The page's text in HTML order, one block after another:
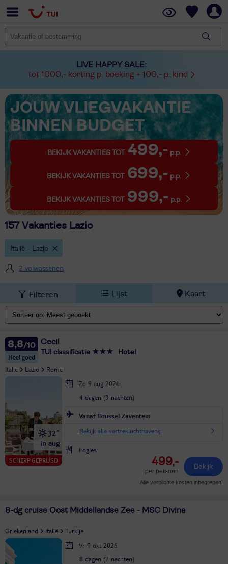
LIVE HAPPY SALE:
tot 1000,- korting p. boeking + 100,- p. kind
JOUW VLIEGVAKANTIE
BINNEN BUDGET
BEKIJK VAKANTIES TOT 499,- p.p.
BEKIJK VAKANTIES TOT 699,- p.p.
BEKIJK VAKANTIES TOT 999,- p.p.
157 Vakanties Lazio
Italië - Lazio
2 volwassenen
Filteren Lijst Kaart
8,8
Heel goed
Cecil
TUI classificatie Hotel
Italië Lazio Rome
SCHERP GEPRIJSD
32°
in aug
Zo 9 aug 2026
4 dagen (3 nachten)
Vanaf Brussel Zaventem
Bekijk alle vertrekluchthavens
Logies
499,-
per persoon
Bekijk
Alle verplichte kosten inbegrepen!
8-dg cruise Oost Middellandse Zee - MSC Divina
Griekenland Italië Turkije
Vr 9 okt 2026
8 dagen (7 nachten)